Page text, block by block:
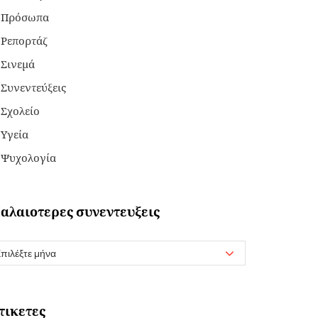
Πρόσωπα
Ρεπορτάζ
Σινεμά
Συνεντεύξεις
Σχολείο
Υγεία
Ψυχολογία
συνεντευξεις